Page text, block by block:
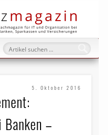
5. Oktober 2016
–